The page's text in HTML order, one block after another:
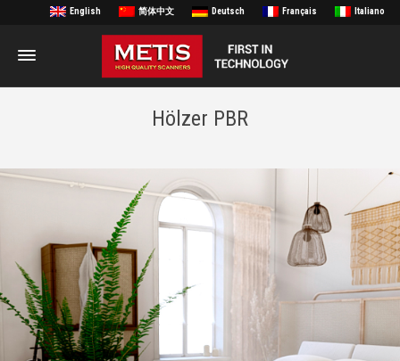
English 简体中文 Deutsch Français Italiano
Hölzer PBR